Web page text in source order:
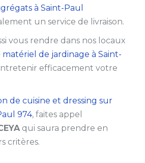
à Saint-Paul
un service de livraison.
vous rendre dans nos locaux
de jardinage à Saint-
efficacement votre
de cuisine et dressing sur
974, faites appel
qui saura prendre en
critères.